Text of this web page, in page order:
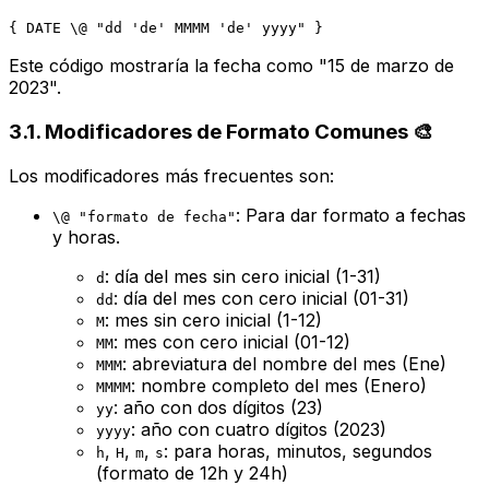
{ DATE \@ "dd 'de' MMMM 'de' yyyy" }
Este código mostraría la fecha como "15 de marzo de
2023".
3.1. Modificadores de Formato Comunes 🎨
Los modificadores más frecuentes son:
\@ "formato de fecha" : Para dar formato a fechas
y horas.
d : día del mes sin cero inicial (1-31)
dd : día del mes con cero inicial (01-31)
M: mes sin cero inicial (1-12)
MM: mes con cero inicial (01-12)
MMM: abreviatura del nombre del mes (Ene)
MMMM: nombre completo del mes (Enero)
yy: año con dos dígitos (23)
yyyy: año con cuatro dígitos (2023)
h, H, m, s: para horas, minutos, segundos
(formato de 12h y 24h)